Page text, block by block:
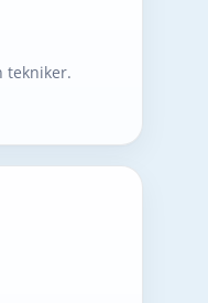
tekniker.